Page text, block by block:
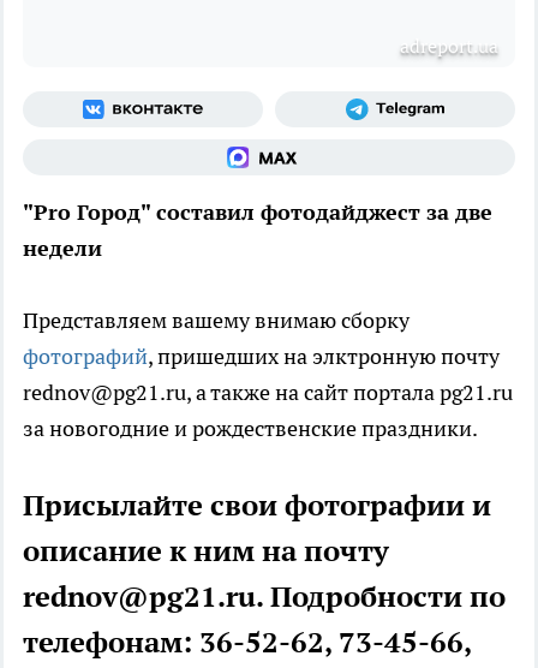
adreport.ua
"Pro Город" составил фотодайджест за две
недели
Представляем вашему внимаю сборку
фотографий, пришедших на элктронную почту
rednov@pg21.ru, а также на сайт портала pg21.ru
за новогодние и рождественские праздники.
Присылайте свои фотографии и
описание к ним на почту
rednov@pg21.ru. Подробности по
телефонам: 36-52-62, 73-45-66,